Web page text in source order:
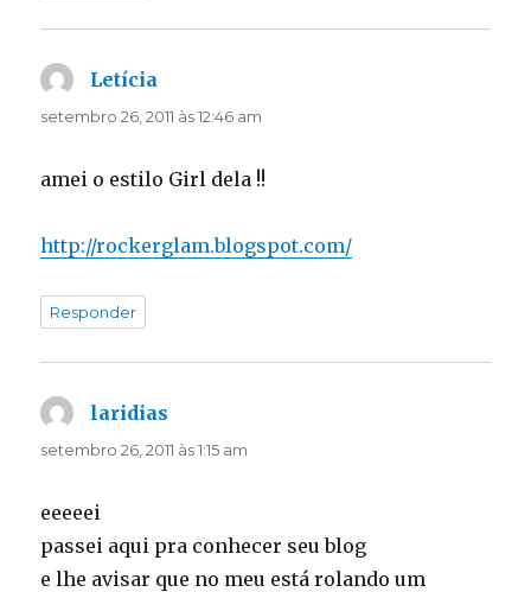
Letícia
setembro 26, 2011 às 12:46 am
amei o estilo Girl dela !!
http://rockerglam.blogspot.com/
Responder
laridias
setembro 26, 2011 às 1:15 am
eeeeei
passei aqui pra conhecer seu blog
e lhe avisar que no meu está rolando um